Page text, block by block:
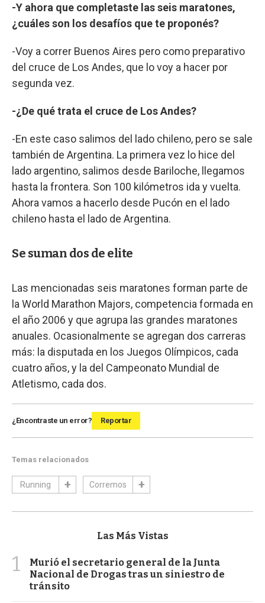
-Y ahora que completaste las seis maratones,
¿cuáles son los desafíos que te proponés?
-Voy a correr Buenos Aires pero como preparativo
del cruce de Los Andes, que lo voy a hacer por
segunda vez.
-¿De qué trata el cruce de Los Andes?
-En este caso salimos del lado chileno, pero se sale
también de Argentina. La primera vez lo hice del
lado argentino, salimos desde Bariloche, llegamos
hasta la frontera. Son 100 kilómetros ida y vuelta.
Ahora vamos a hacerlo desde Pucón en el lado
chileno hasta el lado de Argentina.
Se suman dos de elite
Las mencionadas seis maratones forman parte de
la World Marathon Majors, competencia formada en
el año 2006 y que agrupa las grandes maratones
anuales. Ocasionalmente se agregan dos carreras
más: la disputada en los Juegos Olímpicos, cada
cuatro años, y la del Campeonato Mundial de
Atletismo, cada dos.
¿Encontraste un error? Reportar
Temas relacionados
Running Corremos
Las Más Vistas
1
Murió el secretario general de la Junta
Nacional de Drogas tras un siniestro de
tránsito